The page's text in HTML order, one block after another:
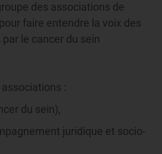
des associations de
faire entendre la voix des
le cancer du sein
:
du sein),
juridique et socio-